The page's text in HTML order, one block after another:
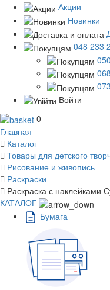
Акции
Новинки
048 233
Войти
0
Главная
Каталог
Товары для детского
Рисование и живопись
Раскраски
Раскраска с наклейками
КАТАЛОГ
Бумага